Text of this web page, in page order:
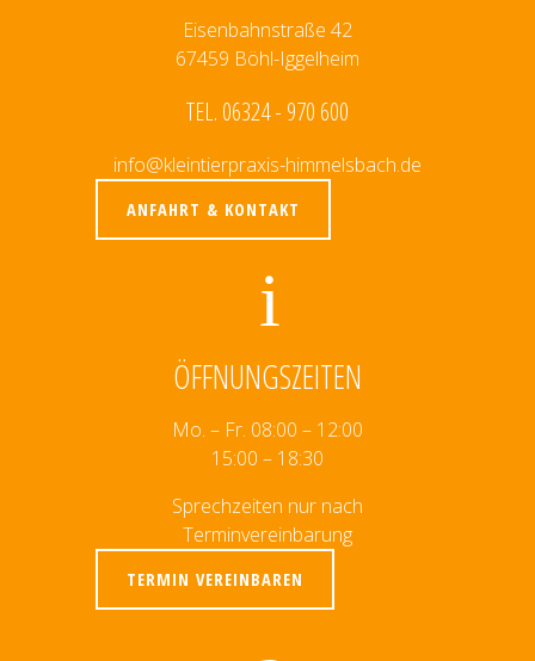
Eisenbahnstraße 42
67459 Böhl-Iggelheim
TEL. 06324 - 970 600
info@kleintierpraxis-himmelsbach.de
ANFAHRT & KONTAKT
ÖFFNUNGSZEITEN
Mo. – Fr. 08:00 – 12:00
15:00 – 18:30
Sprechzeiten nur nach
Terminvereinbarung
TERMIN VEREINBAREN